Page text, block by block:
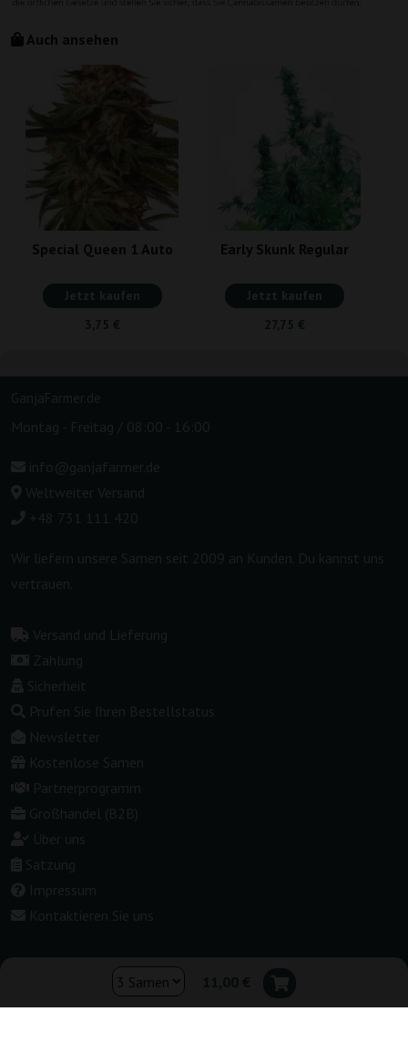
Auch ansehen
Special Queen 1 Auto
Jetzt kaufen
3,75 €
Early Skunk Regular
Jetzt kaufen
27,75 €
GanjaFarmer.de
Montag - Freitag / 08:00 - 16:00
info@ganjafarmer.de
Weltweiter Versand
+48 731 111 420
Wir liefern unsere Samen seit 2009 an Kunden. Du kannst uns
vertrauen.
Versand und Lieferung
Zahlung
Sicherheit
Prüfen Sie Ihren Bestellstatus
Newsletter
Kostenlose Samen
Partnerprogramm
Großhandel (B2B)
Über uns
Satzung
Impressum
Kontaktieren Sie uns
Shop wechseln: